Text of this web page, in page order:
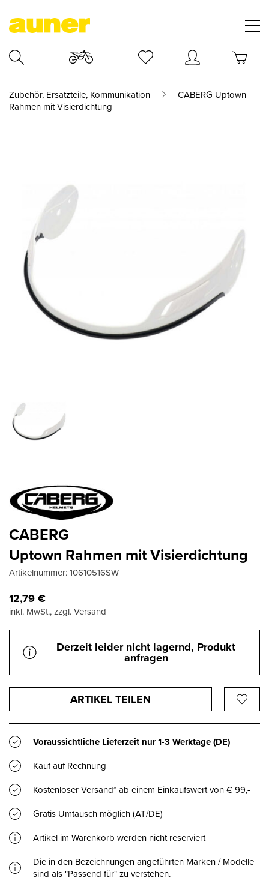
Zubehör, Ersatzteile, Kommunikation
CABERG Uptown
Rahmen mit Visierdichtung
CABERG
Uptown Rahmen mit Visierdichtung
Artikelnummer:10610516SW
12,79€
inkl. MwSt., zzgl. Versand
Derzeit leider nicht lagernd, Produkt
anfragen
ARTIKEL TEILEN
Voraussichtliche Lieferzeit nur1-3 Werktage(DE)
Kauf auf Rechnung
Kostenloser Versand* ab einem Einkaufswert von € 99,-
Gratis Umtausch möglich (AT/DE)
Artikel im Warenkorb werden nicht reserviert
Die in den Bezeichnungen angeführten Marken / Modelle
sind als "Passend für" zu verstehen.